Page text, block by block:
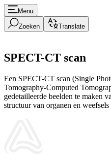
Menu
Zoeken Translate
SPECT-CT scan
Een SPECT-CT scan (Single
Tomography-Computed
gedetailleerde beelden te maken
structuur van organen en